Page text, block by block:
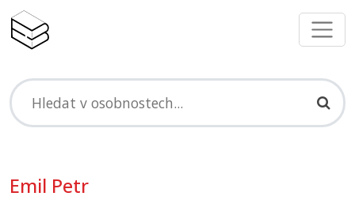
Emil Petr